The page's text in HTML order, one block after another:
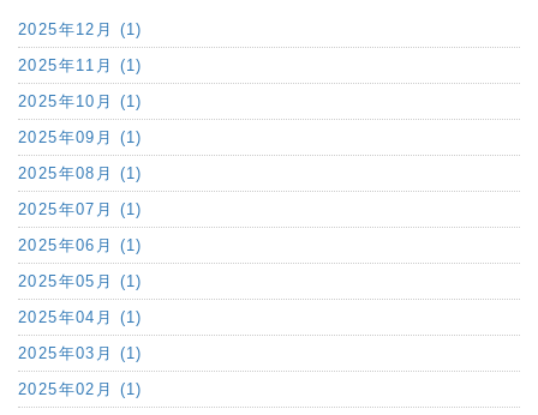
2025年12月 (1)
2025年11月 (1)
2025年10月 (1)
2025年09月 (1)
2025年08月 (1)
2025年07月 (1)
2025年06月 (1)
2025年05月 (1)
2025年04月 (1)
2025年03月 (1)
2025年02月 (1)